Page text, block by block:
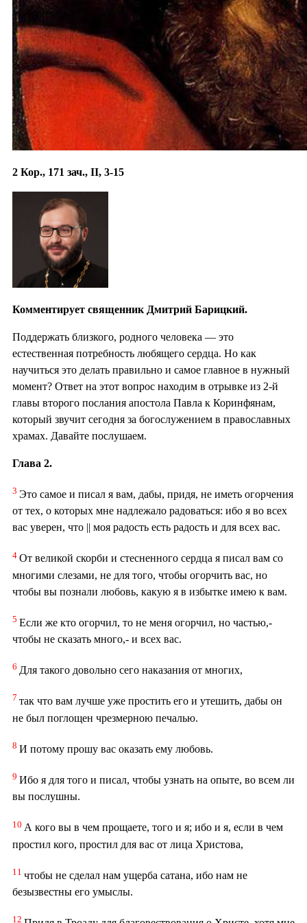
2 Кор., 171 зач., II, 3-15
Комментирует священник Дмитрий Барицкий.
Поддержать близкого, родного человека — это
естественная потребность любящего сердца. Но как
научиться это делать правильно и самое главное в нужный
момент? Ответ на этот вопрос находим в отрывке из 2-й
главы второго послания апостола Павла к Коринфянам,
который звучит сегодня за богослужением в православных
храмах. Давайте послушаем.
Глава 2.
3 Это самое и писал я вам, дабы, придя, не иметь огорчения
от тех, о которых мне надлежало радоваться: ибо я во всех
вас уверен, что || моя радость есть радость и для всех вас.
4 От великой скорби и стесненного сердца я писал вам со
многими слезами, не для того, чтобы огорчить вас, но
чтобы вы познали любовь, какую я в избытке имею к вам.
5 Если же кто огорчил, то не меня огорчил, но частью,-
чтобы не сказать много,- и всех вас.
6 Для такого довольно сего наказания от многих,
7 так что вам лучше уже простить его и утешить, дабы он
не был поглощен чрезмерною печалью.
8 И потому прошу вас оказать ему любовь.
9 Ибо я для того и писал, чтобы узнать на опыте, во всем ли
вы послушны.
10 А кого вы в чем прощаете, того и я; ибо и я, если в чем
простил кого, простил для вас от лица Христова,
11 чтобы не сделал нам ущерба сатана, ибо нам не
безызвестны его умыслы.
12